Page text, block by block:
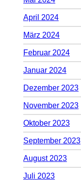
April 2024
März 2024
Februar 2024
Januar 2024
Dezember 2023
November 2023
Oktober 2023
September 2023
August 2023
Juli 2023